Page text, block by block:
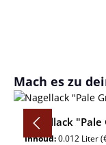
Productgalerij
Mach es zu
Nagellack
Inhoud:0.012 Liter